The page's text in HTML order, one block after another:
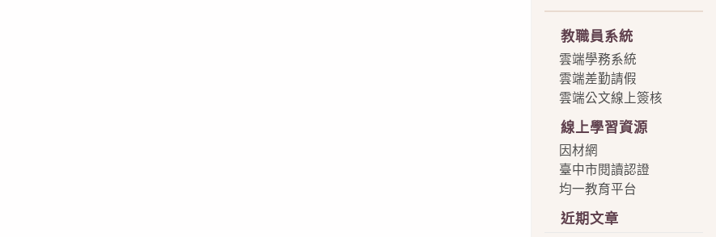
教職員系統
雲端學務系統
雲端差勤請假
雲端公文線上簽核
線上學習資源
因材網
臺中市閱讀認證
均一教育平台
近期文章